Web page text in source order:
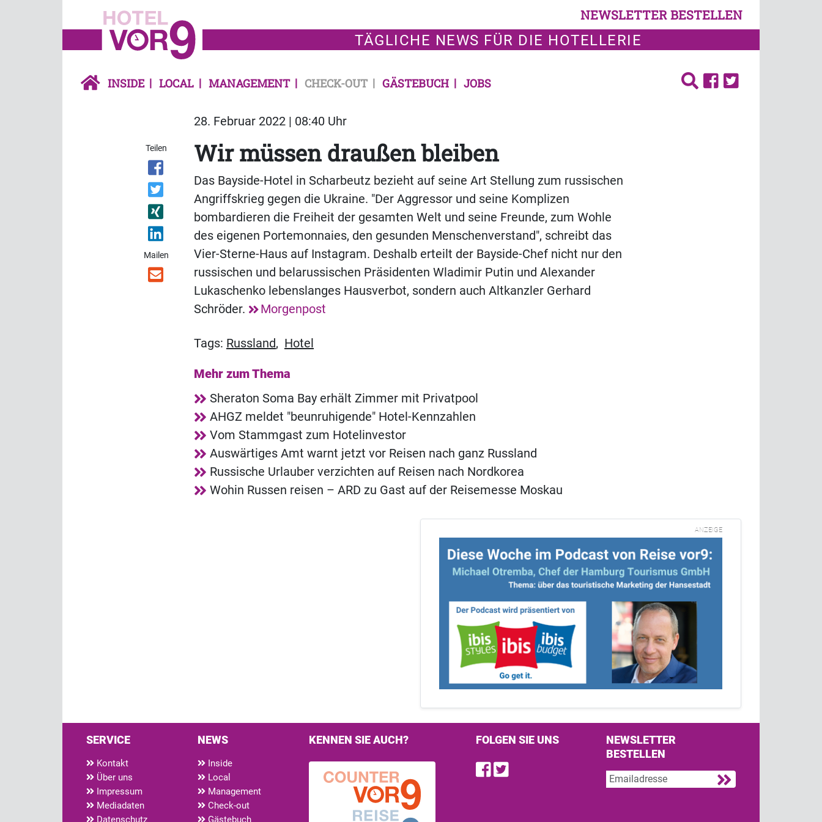
NEWSLETTER BESTELLEN
TÄGLICHE NEWS FÜR DIE HOTELLERIE
INSIDE LOCAL MANAGEMENT CHECK-OUT GÄSTEBUCH JOBS
28. Februar 2022 | 08:40 Uhr
Teilen
Mailen
Wir müssen draußen bleiben
Das Bayside-Hotel in Scharbeutz bezieht auf seine Art Stellung zum russischen
Angriffskrieg gegen die Ukraine. "Der Aggressor und seine Komplizen
bombardieren die Freiheit der gesamten Welt und seine Freunde, zum Wohle
des eigenen Portemonnaies, den gesunden Menschenverstand", schreibt das
Vier-Sterne-Haus auf Instagram. Deshalb erteilt der Bayside-Chef nicht nur den
russischen und belarussischen Präsidenten Wladimir Putin und Alexander
Lukaschenko lebenslanges Hausverbot, sondern auch Altkanzler Gerhard
Schröder.
Morgenpost
Tags: Russland, Hotel
Mehr zum Thema
Sheraton Soma Bay erhält Zimmer mit Privatpool
AHGZ meldet "beunruhigende" Hotel-Kennzahlen
Vom Stammgast zum Hotelinvestor
Auswärtiges Amt warnt jetzt vor Reisen nach ganz Russland
Russische Urlauber verzichten auf Reisen nach Nordkorea
Wohin Russen reisen – ARD zu Gast auf der Reisemesse Moskau
ANZEIGE
SERVICE
Kontakt
Über uns
Impressum
Mediadaten
Datenschutz
NEWS
Inside
Local
Management
Check-out
Gästebuch
KENNEN SIE AUCH? FOLGEN SIE UNS
Find us on Facebook
Follow us on Twitter
NEWSLETTER
BESTELLEN